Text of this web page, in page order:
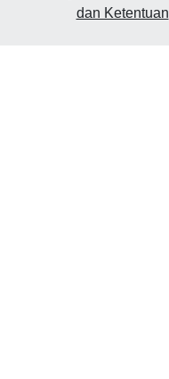
dan Ketentuan